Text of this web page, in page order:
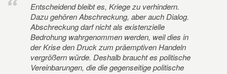
Entscheidend bleibt es, Kriege zu verhindern.
Dazu gehören Abschreckung, aber auch Dialog.
Abschreckung darf nicht als existenzielle
Bedrohung wahrgenommen werden, weil dies in
der Krise den Druck zum präemptiven Handeln
vergrößern würde. Deshalb braucht es politische
Vereinbarungen, die die gegenseitige politische